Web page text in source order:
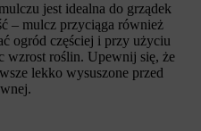
jest idealna do grządek
– mulcz przyciąga również
ogród częściej i przy użyciu
wzrost roślin. Upewnij się, że
lekko wysuszone przed